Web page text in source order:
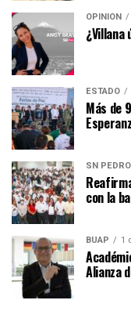
OPINIÓN
¿Villana
ESTADO
Más de
SN
con la
BUAP 1
Alianza